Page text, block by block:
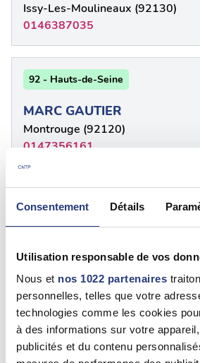
Consentement Détails
Utilisation responsable de vos
Nous et nos 1022 partenaires
personnelles, telles que votre
technologies comme les cookies
à des informations sur votre
publicités et du contenu
Issy-Les-Moulineaux (92130)
0146387035
92 - Hauts-de-Seine
MARC GAUTIER
Montrouge (92120)
0147356161
92 - Hauts-de-Seine
MARC GAUTIER
Montrouge (92120)
0328216310
92 - Hauts-de-Seine
Chantal ROSATI